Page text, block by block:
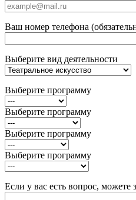
Ваш номер телефона
Выберите вид деятельности
Выберите программу
Выберите программу
Выберите программу
Выберите программу
Если у вас есть вопрос, можете